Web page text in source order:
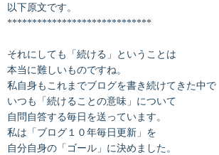
以下原文です。
*****************************
それにしても「続ける」ということは
本当に難しいものですね。
私自身もこれまでブログを書き続けてきた中で
いつも「続けることの意味」について
自問自答する毎日を送っています。
私は「ブログ１０年毎日更新」を
自分自身の「ゴール」に決めました。